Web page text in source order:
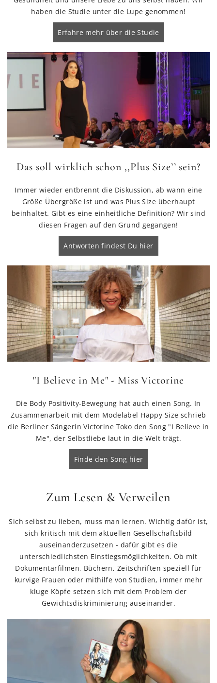
haben die Studie unter die Lupe genommen!
Erfahre mehr über die Studie
Das soll wirklich schon ,,Plus Size’’ sein?
Immer wieder entbrennt die Diskussion, ab wann eine
Größe Übergröße ist und was Plus Size überhaupt
beinhaltet. Gibt es eine einheitliche Definition? Wir sind
diesen Fragen auf den Grund gegangen!
Antworten findest Du hier
"I Believe in Me" - Miss Victorine
Die Body Positivity-Bewegung hat auch einen Song. In
Zusammenarbeit mit dem Modelabel Happy Size schrieb
die Berliner Sängerin Victorine Toko den Song "I Believe in
Me", der Selbstliebe laut in die Welt trägt.
Finde den Song hier
Zum Lesen & Verweilen
Sich selbst zu lieben, muss man lernen. Wichtig dafür ist,
sich kritisch mit dem aktuellen Gesellschaftsbild
auseinanderzusetzen - dafür gibt es die
unterschiedlichsten Einstiegsmöglichkeiten. Ob mit
Dokumentarfilmen, Büchern, Zeitschriften speziell für
kurvige Frauen oder mithilfe von Studien, immer mehr
kluge Köpfe setzen sich mit dem Problem der
Gewichtsdiskriminierung auseinander.